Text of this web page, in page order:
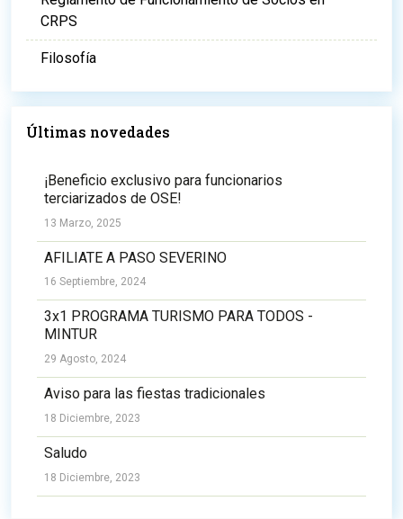
CRPS
Filosofía
Últimas novedades
¡Beneficio exclusivo para funcionarios
terciarizados de OSE!
13 Marzo, 2025
AFILIATE A PASO SEVERINO
16 Septiembre, 2024
3x1 PROGRAMA TURISMO PARA TODOS -
MINTUR
29 Agosto, 2024
Aviso para las fiestas tradicionales
18 Diciembre, 2023
Saludo
18 Diciembre, 2023